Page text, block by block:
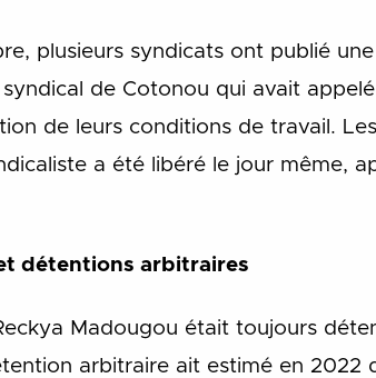
plusieurs syndicats ont publié
syndical de Cotonou qui avait
de leurs conditions de travail.
a été libéré le jour même,
détentions arbitraires
Madougou était toujours
arbitraire ait estimé en